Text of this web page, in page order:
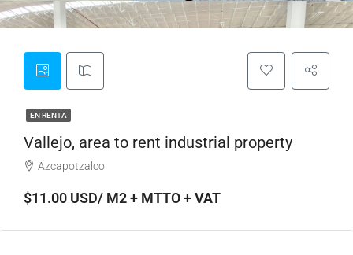
EN RENTA
Vallejo, area to rent industrial property
Azcapotzalco
$11.00 USD/ M2 + MTTO + VAT